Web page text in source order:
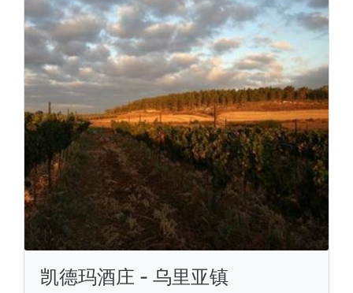
凯德玛酒庄 - 乌里亚镇